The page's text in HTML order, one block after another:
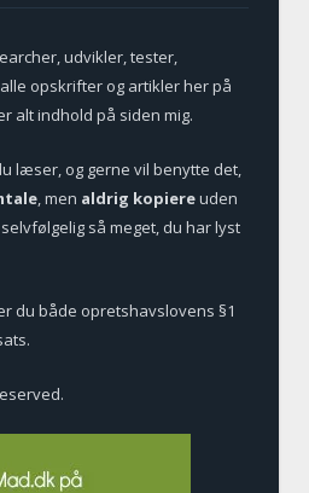
udvikler, tester,
opskrifter og artikler her på
alt indhold på siden mig.
læser, og gerne vil benytte det,
, men aldrig kopiereuden
så meget, du har lyst
du både opretshavslovens §1